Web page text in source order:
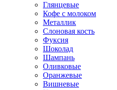
Глянцевые
Кофе с молоком
Металлик
Слоновая кость
Фуксия
Шоколад
Шампань
Оливковые
Оранжевые
Вишневые